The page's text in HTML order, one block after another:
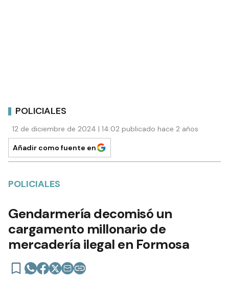
POLICIALES
12 de diciembre de 2024 | 14:02 publicado hace 2 años
Añadir como fuente en
POLICIALES
Gendarmería decomisó un
cargamento millonario de
mercadería ilegal en Formosa